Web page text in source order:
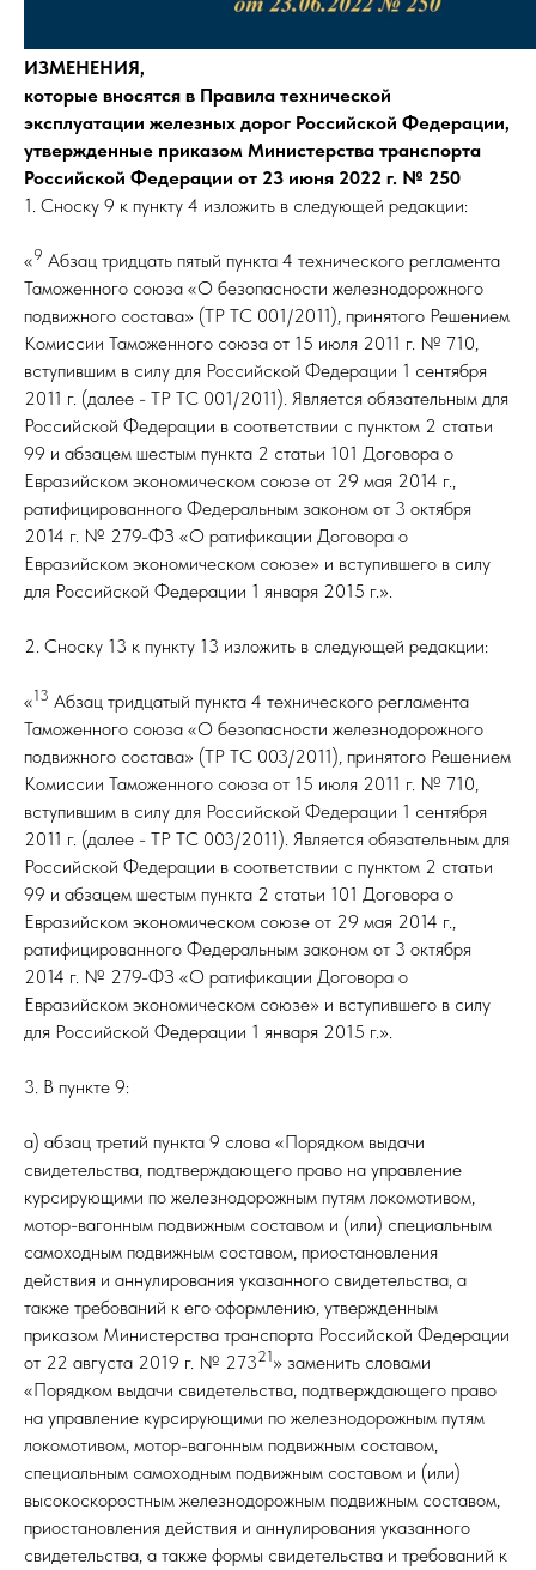
ИЗМЕНЕНИЯ,
которые вносятся в Правила технической
эксплуатации железных дорог Российской Федерации,
утвержденные приказом Министерства транспорта
Российской Федерации от 23 июня 2022 г. № 250
1. Сноску 9 к пункту 4 изложить в следующей редакции:
«9 Абзац тридцать пятый пункта 4 технического регламента
Таможенного союза «О безопасности железнодорожного
подвижного состава» (ТР ТС 001/2011), принятого Решением
Комиссии Таможенного союза от 15 июля 2011 г. № 710,
вступившим в силу для Российской Федерации 1 сентября
2011 г. (далее - ТР ТС 001/2011). Является обязательным для
Российской Федерации в соответствии с пунктом 2 статьи
99 и абзацем шестым пункта 2 статьи 101 Договора о
Евразийском экономическом союзе от 29 мая 2014 г.,
ратифицированного Федеральным законом от 3 октября
2014 г. № 279-ФЗ «О ратификации Договора о
Евразийском экономическом союзе» и вступившего в силу
для Российской Федерации 1 января 2015 г.».
2. Сноску 13 к пункту 13 изложить в следующей редакции:
«13 Абзац тридцатый пункта 4 технического регламента
Таможенного союза «О безопасности железнодорожного
подвижного состава» (ТР ТС 003/2011), принятого Решением
Комиссии Таможенного союза от 15 июля 2011 г. № 710,
вступившим в силу для Российской Федерации 1 сентября
2011 г. (далее - ТР ТС 003/2011). Является обязательным для
Российской Федерации в соответствии с пунктом 2 статьи
99 и абзацем шестым пункта 2 статьи 101 Договора о
Евразийском экономическом союзе от 29 мая 2014 г.,
ратифицированного Федеральным законом от 3 октября
2014 г. № 279-ФЗ «О ратификации Договора о
Евразийском экономическом союзе» и вступившего в силу
для Российской Федерации 1 января 2015 г.».
3. В пункте 9:
а) абзац третий пункта 9 слова «Порядком выдачи
свидетельства, подтверждающего право на управление
курсирующими по железнодорожным путям локомотивом,
мотор-вагонным подвижным составом и (или) специальным
самоходным подвижным составом, приостановления
действия и аннулирования указанного свидетельства, а
также требований к его оформлению, утвержденным
приказом Министерства транспорта Российской Федерации
от 22 августа 2019 г. № 27321» заменить словами
«Порядком выдачи свидетельства, подтверждающего право
на управление курсирующими по железнодорожным путям
локомотивом, мотор-вагонным подвижным составом,
специальным самоходным подвижным составом и (или)
высокоскоростным железнодорожным подвижным составом,
приостановления действия и аннулирования указанного
свидетельства, а также формы свидетельства и требований к